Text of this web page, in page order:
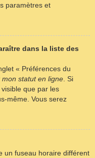
paramètres et
dans la liste des
« Préférences du
mon statut en ligne. Si
que par les
même. Vous serez
un fuseau horaire différent